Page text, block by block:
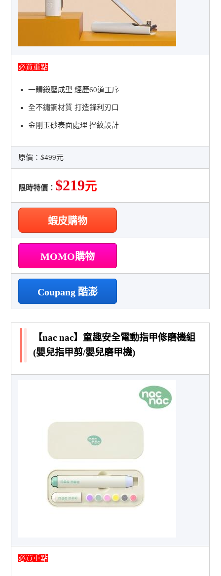
必買重點
一體鍛壓成型 經歷60道工序
全不鏽鋼材質 打造鋒利刃口
金剛玉砂表面處理 挫紋設計
原價：$499元
限時特價： $219元
蝦皮購物
MOMO購物
Coupang 酷澎
【nac nac】童趣安全電動指甲修磨機組
(嬰兒指甲剪/嬰兒磨甲機)
必買重點